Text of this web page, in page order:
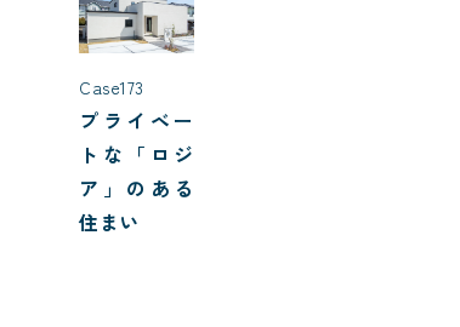
Case173
プライベー
トな「ロジ
ア」のある
住まい